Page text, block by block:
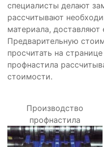
специалисты делают
рассчитывают
материала, доставляют
Предварительную
просчитать на странице
профнастила
стоимости.
Производство
профнастила